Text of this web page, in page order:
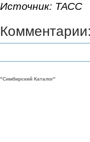
Источник: ТАСС
Комментарии:
"Симбирский Каталог"